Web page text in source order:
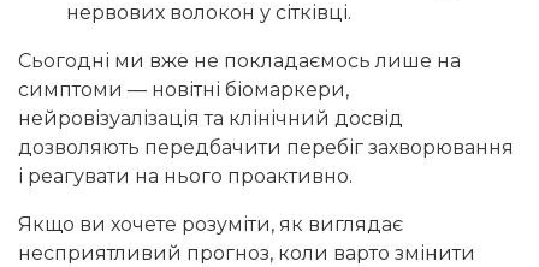
нервових волокон у сітківці.
Сьогодні ми вже не покладаємось лише на
симптоми — новітні біомаркери,
нейровізуалізація та клінічний досвід
дозволяють передбачити перебіг захворювання
і реагувати на нього проактивно.
Якщо ви хочете розуміти, як виглядає
несприятливий прогноз, коли варто змінити